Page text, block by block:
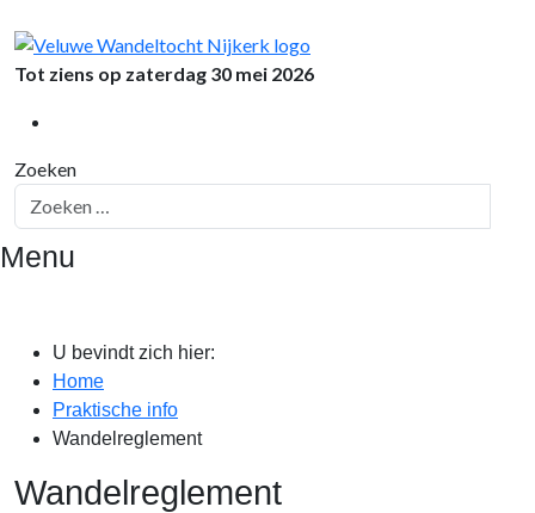
Tot ziens op zaterdag 30 mei 2026
Zoeken
Menu
U bevindt zich hier:
Home
Praktische info
Wandelreglement
Wandelreglement